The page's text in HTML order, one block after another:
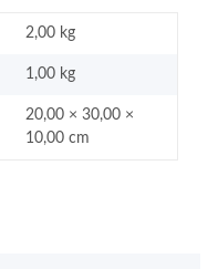
2,00 kg
1,00 kg
20,00 × 30,00 ×
10,00 cm